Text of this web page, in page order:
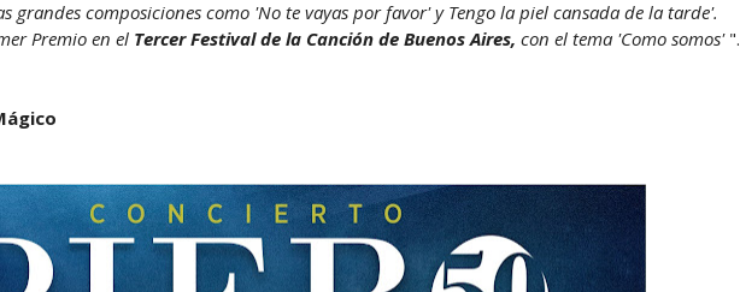
grandes composiciones como 'No te vayas por favor' y Tengo la piel cansada de la tarde'.
Premio en el Tercer Festival de la Canción de Buenos Aires, con el tema 'Como somos' ".